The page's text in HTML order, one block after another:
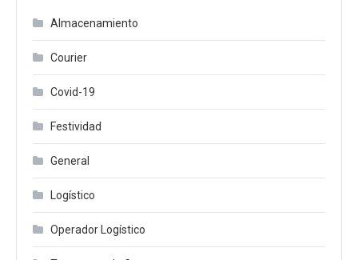
Almacenamiento
Courier
Covid-19
Festividad
General
Logístico
Operador Logístico